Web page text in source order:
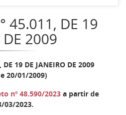
45.011, DE 19
DE 2009
DE 19 DE JANEIRO DE 2009
20/01/2009)
nº 48.590/2023 a partir de
03/2023.